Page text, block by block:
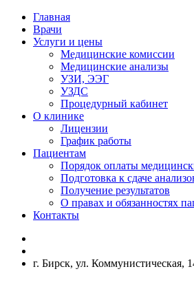
Главная
Врачи
Услуги и цены
Медицинские комиссии
Медицинские анализы
УЗИ, ЭЭГ
УЗДС
Процедурный кабинет
О клинике
Лицензии
График работы
Пациентам
Порядок оплаты
Подготовка к сдаче
Получение результатов
О правах и обязанностях
Контакты
г. Бирск, ул. Коммунистическая,